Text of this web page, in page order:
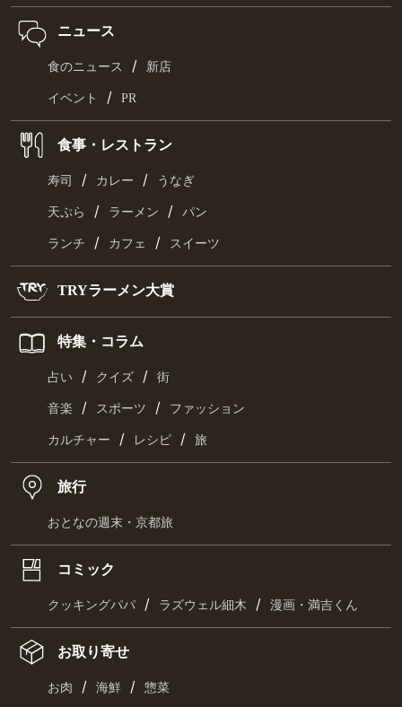
ニュース
食のニュース / 新店
イベント / PR
食事・レストラン
寿司 / カレー / うなぎ
天ぷら / ラーメン / パン
ランチ / カフェ / スイーツ
TRYラーメン大賞
特集・コラム
占い / クイズ / 街
音楽 / スポーツ / ファッション
カルチャー / レシピ / 旅
旅行
おとなの週末・京都旅
コミック
クッキングパパ / ラズウェル細木 / 漫画・満吉くん
お取り寄せ
お肉 / 海鮮 / 惣菜